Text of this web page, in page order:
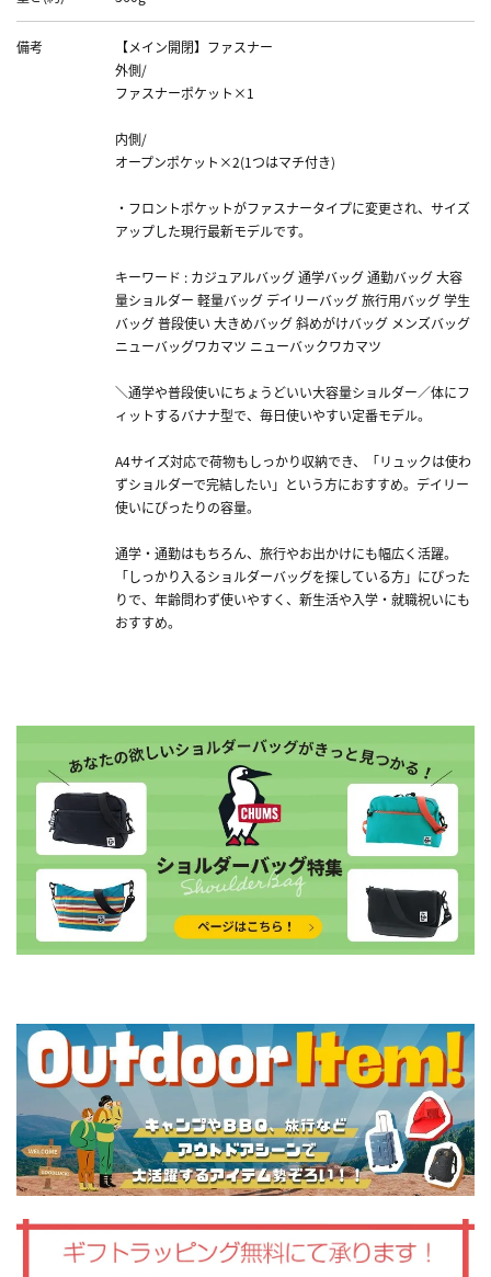
備考
【メイン開閉】ファスナー
外側/
ファスナーポケット×1
内側/
オープンポケット×2(1つはマチ付き)
・フロントポケットがファスナータイプに変更され、サイズ
アップした現行最新モデルです。
キーワード : カジュアルバッグ 通学バッグ 通勤バッグ 大容
量ショルダー 軽量バッグ デイリーバッグ 旅行用バッグ 学生
バッグ 普段使い 大きめバッグ 斜めがけバッグ メンズバッグ
ニューバッグワカマツ ニューバックワカマツ
＼通学や普段使いにちょうどいい大容量ショルダー／体にフ
ィットするバナナ型で、毎日使いやすい定番モデル。
A4サイズ対応で荷物もしっかり収納でき、「リュックは使わ
ずショルダーで完結したい」という方におすすめ。デイリー
使いにぴったりの容量。
通学・通勤はもちろん、旅行やお出かけにも幅広く活躍。
「しっかり入るショルダーバッグを探している方」にぴった
りで、年齢問わず使いやすく、新生活や入学・就職祝いにも
おすすめ。